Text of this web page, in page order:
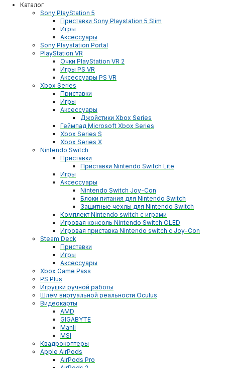
Каталог
Sony PlayStation 5
Приставки Sony Playstation 5 Slim
Игры
Аксессуары
Sony Playstation Portal
PlayStation VR
Очки PlayStation VR 2
Игры PS VR
Аксессуары PS VR
Xbox Series
Приставки
Игры
Аксессуары
Джойстики Xbox Series
Геймпад Microsoft Xbox Series
Xbox Series S
Xbox Series X
Nintendo Switch
Приставки
Приставки Nintendo Switch Lite
Игры
Аксессуары
Nintendo Switch Joy-Con
Блоки питания для Nintendo Switch
Защитные чехлы для Nintendo Switch
Комплект Nintendo switch с играми
Игровая консоль Nintendo Switch OLED
Игровая приставка Nintendo switch с Joy-Con
Steam Deck
Приставки
Игры
Аксессуары
Xbox Game Pass
PS Plus
Игрушки ручной работы
Шлем виртуальной реальности Oculus
Видеокарты
AMD
GIGABYTE
Manli
MSI
Квадрокоптеры
Apple AirPods
AirPods Pro